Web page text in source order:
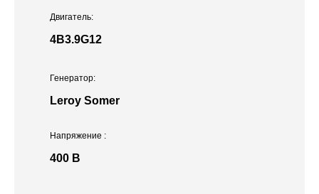
Двигатель:
4B3.9G12
Напряжение :
400 В
Генератор:
Leroy Somer